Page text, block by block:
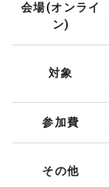
会場(オンライ
ン)
対象
参加費
その他